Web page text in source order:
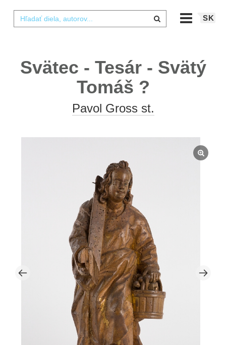
SK
Svätec - Tesár - Svätý
Tomáš ?
Pavol Gross st.